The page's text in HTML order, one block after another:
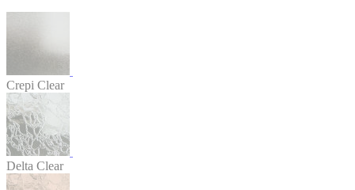
Crepi Clear
Delta Clear